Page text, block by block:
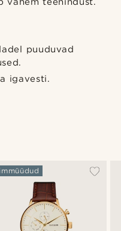
puuduvad
igavesti.